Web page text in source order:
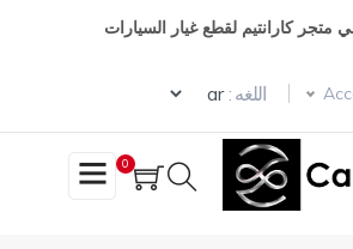
متجر كارانتيم لقطع غيار السيارات
اللغه :
Select your language
0